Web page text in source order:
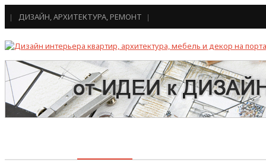
ДИЗАЙН, АРХИТЕКТУРА, РЕМОНТ